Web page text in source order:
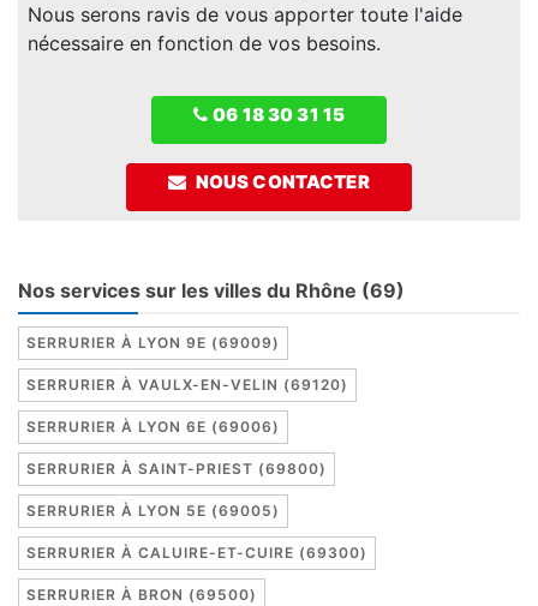
Nous serons ravis de vous apporter toute l'aide
nécessaire en fonction de vos besoins.
06 18 30 31 15
NOUS CONTACTER
Nos services sur les villes du Rhône (69)
SERRURIER À LYON 9E (69009)
SERRURIER À VAULX-EN-VELIN (69120)
SERRURIER À LYON 6E (69006)
SERRURIER À SAINT-PRIEST (69800)
SERRURIER À LYON 5E (69005)
SERRURIER À CALUIRE-ET-CUIRE (69300)
SERRURIER À BRON (69500)